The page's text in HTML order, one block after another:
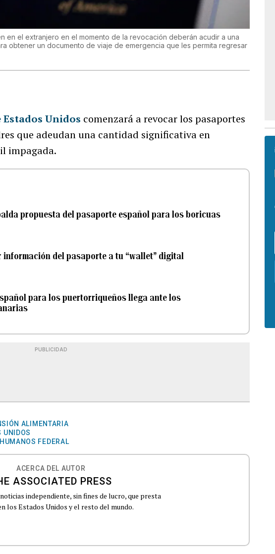
en el extranjero en el momento de la revocación deberán acudir a una
obtener un documento de viaje de emergencia que les permita regresar
Unidos comenzará a revocar los pasaportes
que adeudan una cantidad significativa en
impagada.
propuesta del pasaporte español para los boricuas
información del pasaporte a tu “wallet” digital
para los puertorriqueños llega ante los
PUBLICIDAD
ALIMENTARIA
UNIDOS
FEDERAL
ACERCA DEL AUTOR
ASSOCIATED PRESS
independiente, sin fines de lucro, que presta
los Estados Unidos y el resto del mundo.